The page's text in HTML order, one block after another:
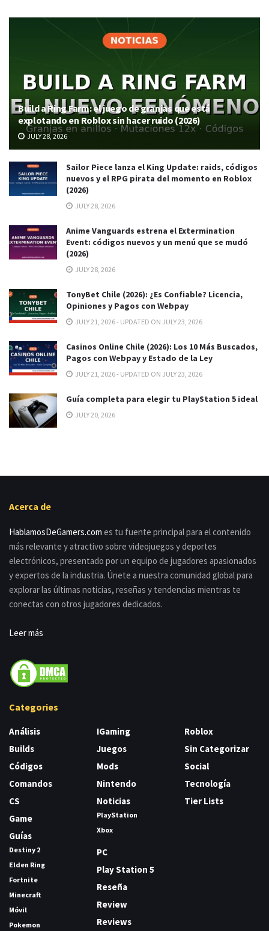
Build a Ring Farm: el juego de granjas que está
explotando en Roblox sin hacer ruido (2026)
JULY 28, 2026
Sailor Piece lanza el King Update: raids, códigos
nuevos y el RPG pirata del momento en Roblox
(2026)
JULY 28, 2026
Anime Vanguards estrena el Extermination
Event: códigos nuevos y un menú que se mudó
(2026)
JULY 28, 2026
TonyBet Chile (2026): ¿Es Confiable? Licencia,
Opiniones y Pagos con Webpay
JULY 21, 2026 - UPDATED ON JULY 23, 2026
Casinos Online Chile (2026): Los 10 Más Buscados,
Pagos con Webpay y Estado de la Ley
JULY 21, 2026 - UPDATED ON JULY 23, 2026
Guía completa para elegir tu PlayStation 5 ideal
JULY 20, 2026
Acerca de
HablamosDeGamers.com es tu fuente principal para el contenido
más relevante y atractivo sobre videojuegos y deportes
electrónicos, presentado por un equipo de jugadores apasionados
y expertos de la industria. Únete a nuestra comunidad global para
explorar las últimas noticias, reseñas y tendencias mientras te
conectas con otros jugadores dedicados.
Leer más
Categories
Análisis
Builds
Códigos
Comandos
CS
Game
Guías
Destiny 2
Elden Ring
Fortnite
Minecraft
Móvil
Pokemon
IGaming
Juegos
Mods
Nintendo
Noticias
PlayStation
Xbox
PC
Play Station 5
Reseña
Review
Reviews
Roblox
Sin Categorizar
Social
Tecnología
Tier Lists